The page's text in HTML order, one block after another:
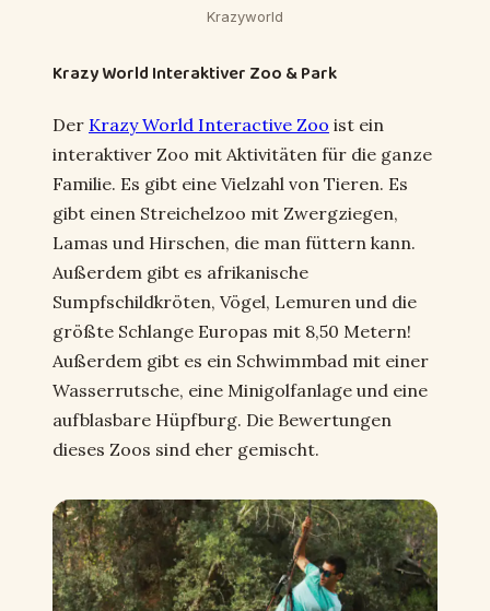
Krazyworld
Krazy World Interaktiver Zoo & Park
Der Krazy World Interactive Zoo ist ein
interaktiver Zoo mit Aktivitäten für die ganze
Familie. Es gibt eine Vielzahl von Tieren. Es
gibt einen Streichelzoo mit Zwergziegen,
Lamas und Hirschen, die man füttern kann.
Außerdem gibt es afrikanische
Sumpfschildkröten, Vögel, Lemuren und die
größte Schlange Europas mit 8,50 Metern!
Außerdem gibt es ein Schwimmbad mit einer
Wasserrutsche, eine Minigolfanlage und eine
aufblasbare Hüpfburg. Die Bewertungen
dieses Zoos sind eher gemischt.